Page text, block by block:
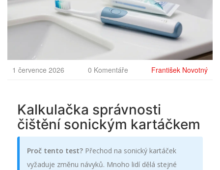
1 července 2026 0 Komentáře František Novotný
Kalkulačka správnosti
čištění sonickým kartáčkem
Proč tento test? Přechod na sonický kartáček
vyžaduje změnu návyků. Mnoho lidí dělá stejné